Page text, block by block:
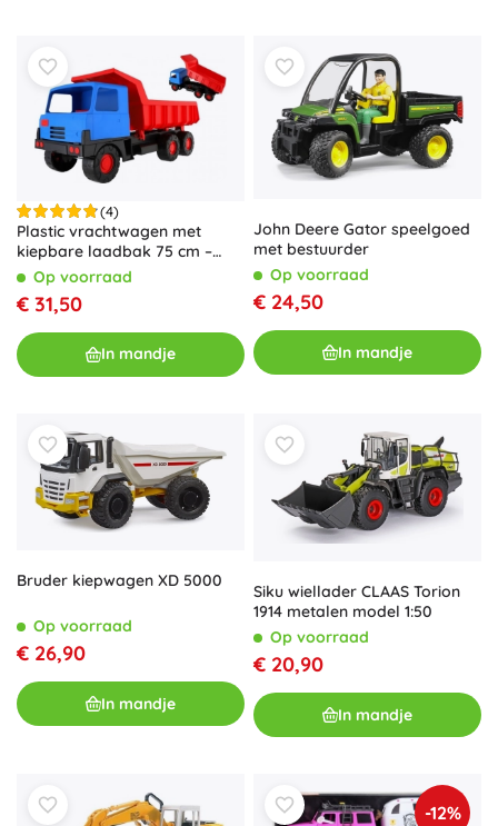
(4)
Plastic vrachtwagen met
kiepbare laadbak 75 cm –
RoodOp voorraad
€ 31,50
In mandje
John Deere Gator speelgoed
met bestuurder
Op voorraad
€ 24,50
In mandje
Bruder kiepwagen XD 5000
Op voorraad
€ 26,90
In mandje
Siku wiellader CLAAS Torion
1914 metalen model 1:50
Op voorraad
€ 20,90
In mandje
-12%